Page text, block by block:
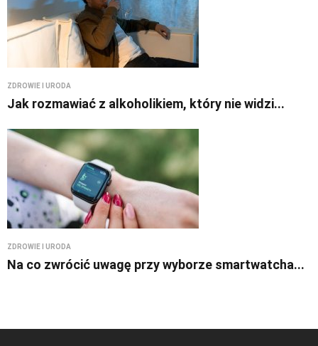
ZDROWIE I URODA
Jak rozmawiać z alkoholikiem, który nie widzi...
ZDROWIE I URODA
Na co zwrócić uwagę przy wyborze smartwatcha...